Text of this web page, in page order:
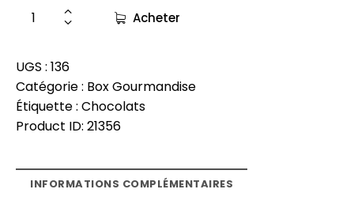
Acheter
UGS : 136
Catégorie : Box Gourmandise
Étiquette : Chocolats
Product ID: 21356
INFORMATIONS COMPLÉMENTAIRES